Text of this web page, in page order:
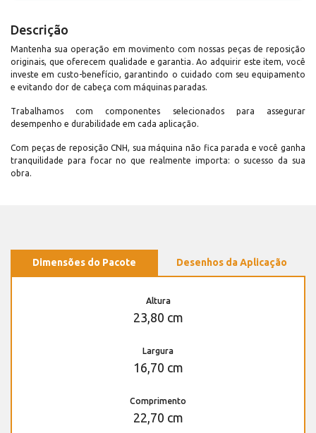
Descrição
Mantenha sua operação em movimento com nossas peças de reposição
originais, que oferecem qualidade e garantia. Ao adquirir este item, você
investe em custo-benefício, garantindo o cuidado com seu equipamento
e evitando dor de cabeça com máquinas paradas.
Trabalhamos com componentes selecionados para assegurar
desempenho e durabilidade em cada aplicação.
Com peças de reposição CNH, sua máquina não fica parada e você ganha
tranquilidade para focar no que realmente importa: o sucesso da sua
obra.
Dimensões do Pacote Desenhos da Aplicação
Altura
23,80 cm
Largura
16,70 cm
Comprimento
22,70 cm